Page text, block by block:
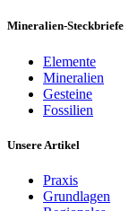
Mineralien-Steckbriefe
Elemente
Mineralien
Gesteine
Fossilien
Unsere Artikel
Praxis
Grundlagen